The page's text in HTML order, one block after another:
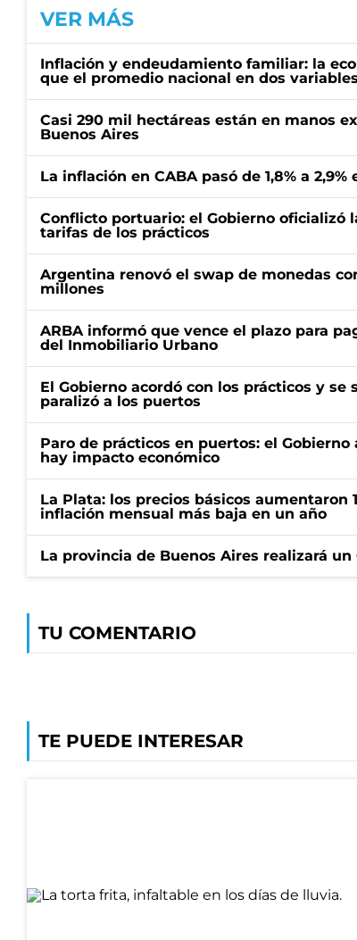
VER MÁS
Inflación y endeudamiento familiar: la
que el promedio nacional en dos
Casi 290 mil hectáreas están en manos
Buenos Aires
La inflación en CABA pasó de 1,8% a 2,9%
Conflicto portuario: el Gobierno oficializó
tarifas de los prácticos
Argentina renovó el swap de monedas
millones
ARBA informó que vence el plazo para
del Inmobiliario Urbano
El Gobierno acordó con los prácticos y
paralizó a los puertos
Paro de prácticos en puertos: el
hay impacto económico
La Plata: los precios básicos aumentaron
inflación mensual más baja en un año
La provincia de Buenos Aires realizará
TU COMENTARIO
TE PUEDE INTERESAR